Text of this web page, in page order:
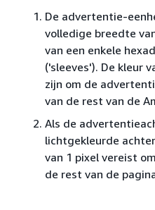
De advertentie-
volledige breedte
van een enkele
('sleeves'). De kleur
zijn om de
van de rest van de
Als de
lichtgekleurde
van 1 pixel vereist
de rest van de